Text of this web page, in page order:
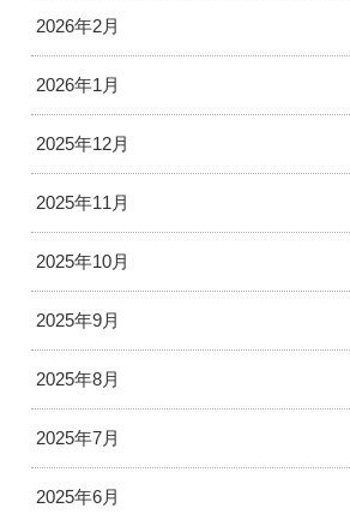
2026年2月
2026年1月
2025年12月
2025年11月
2025年10月
2025年9月
2025年8月
2025年7月
2025年6月